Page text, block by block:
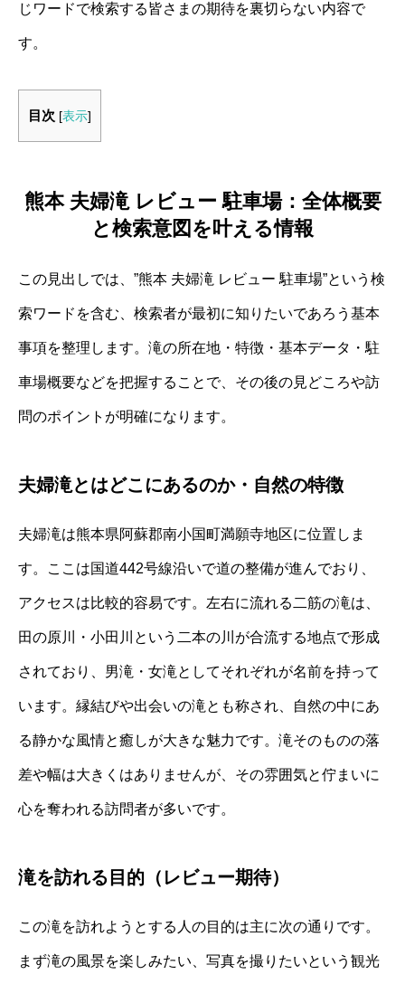
じワードで検索する皆さまの期待を裏切らない内容で
す。
目次 [表示]
熊本 夫婦滝 レビュー 駐車場：全体概要
と検索意図を叶える情報
この見出しでは、”熊本 夫婦滝 レビュー 駐車場”という検
索ワードを含む、検索者が最初に知りたいであろう基本
事項を整理します。滝の所在地・特徴・基本データ・駐
車場概要などを把握することで、その後の見どころや訪
問のポイントが明確になります。
夫婦滝とはどこにあるのか・自然の特徴
夫婦滝は熊本県阿蘇郡南小国町満願寺地区に位置しま
す。ここは国道442号線沿いで道の整備が進んでおり、
アクセスは比較的容易です。左右に流れる二筋の滝は、
田の原川・小田川という二本の川が合流する地点で形成
されており、男滝・女滝としてそれぞれが名前を持って
います。縁結びや出会いの滝とも称され、自然の中にあ
る静かな風情と癒しが大きな魅力です。滝そのものの落
差や幅は大きくはありませんが、その雰囲気と佇まいに
心を奪われる訪問者が多いです。
滝を訪れる目的（レビュー期待）
この滝を訪れようとする人の目的は主に次の通りです。
まず滝の風景を楽しみたい、写真を撮りたいという観光